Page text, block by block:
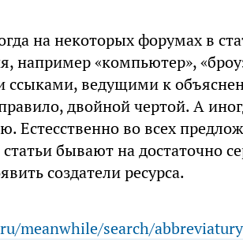
на некоторых форумах в
например «компьютер»,
ведущими к
двойной чертой. А
Естесственно во всех
бывают на достаточно
создатели ресурса.
meanwhile/search/